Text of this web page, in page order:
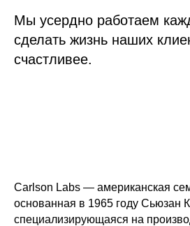
Мы усердно работаем
сделать жизнь наших
счастливее.
Carlson Labs — американская
основанная в 1965 году Сьюзан
специализирующаяся на